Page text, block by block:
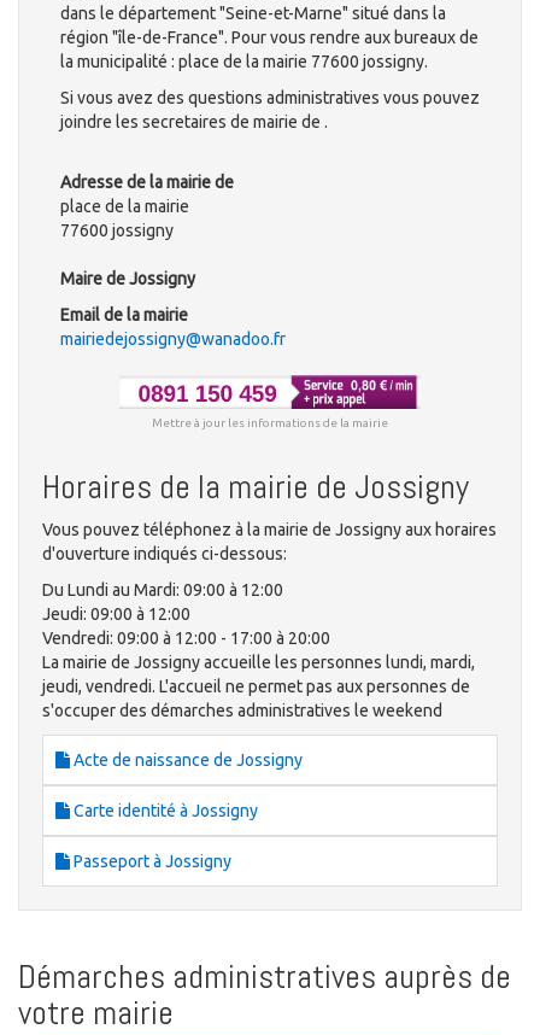
dans le département "Seine-et-Marne" situé dans la
région "île-de-France". Pour vous rendre aux bureaux de
la municipalité : place de la mairie 77600 jossigny.
Si vous avez des questions administratives vous pouvez
joindre les secretaires de mairie de .
Adresse de la mairie de
place de la mairie
77600 jossigny
Maire de Jossigny
Email de la mairie
mairiedejossigny@wanadoo.fr
Mettre à jour les informations de la mairie
Horaires de la mairie de Jossigny
Vous pouvez téléphonez à la mairie de Jossigny aux horaires
d'ouverture indiqués ci-dessous:
Du Lundi au Mardi: 09:00 à 12:00
Jeudi: 09:00 à 12:00
Vendredi: 09:00 à 12:00 - 17:00 à 20:00
La mairie de Jossigny accueille les personnes lundi, mardi,
jeudi, vendredi. L'accueil ne permet pas aux personnes de
s'occuper des démarches administratives le weekend
Acte de naissance de Jossigny
Carte identité à Jossigny
Passeport à Jossigny
Démarches administratives auprès de
votre mairie